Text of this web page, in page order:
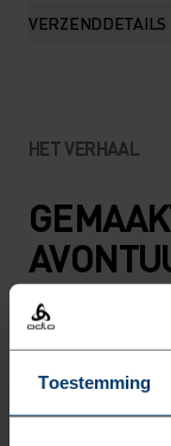
Toestemming
VERZENDDETAILS
HET VERHAAL
De Essentials
perfect om